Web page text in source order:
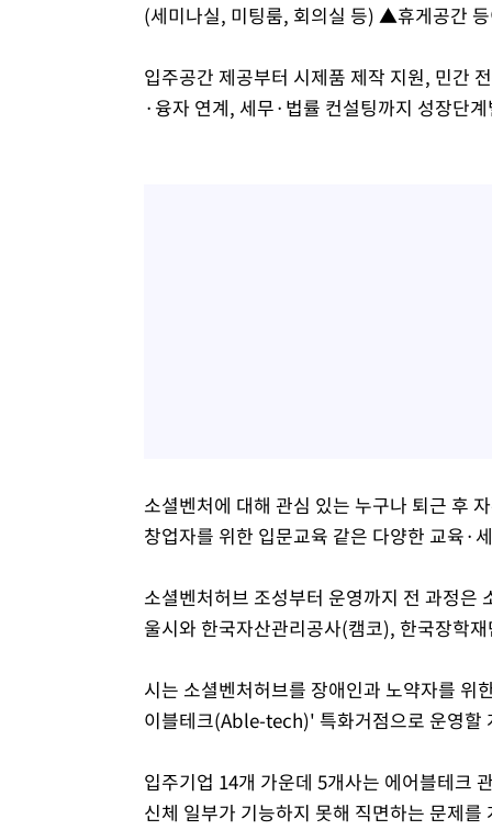
(세미나실, 미팅룸, 회의실 등) ▲휴게공간
입주공간 제공부터 시제품 제작 지원, 민간
·융자 연계, 세무·법률 컨설팅까지 성장단
소셜벤처에 대해 관심 있는 누구나 퇴근 후
창업자를 위한 입문교육 같은 다양한 교육·
소셜벤처허브 조성부터 운영까지 전 과정은
울시와 한국자산관리공사(캠코), 한국장학
시는 소셜벤처허브를 장애인과 노약자를 위
이블테크(Able-tech)' 특화거점으로 운영할
입주기업 14개 가운데 5개사는 에어블테크
신체 일부가 기능하지 못해 직면하는 문제